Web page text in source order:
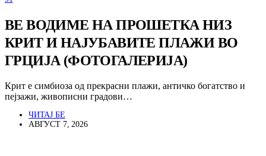
ВЕ ВОДИМЕ НА ПРОШЕТКА НИЗ
КРИТ И НАЈУБАВИТЕ ПЛАЖИ ВО
ГРЦИЈА (ФОТОГАЛЕРИЈА)
Крит е симбиоза од прекрасни плажи, античко богатство и
пејзажи, живописни градови…
ЧИТАЈ БЕ
АВГУСТ 7, 2026